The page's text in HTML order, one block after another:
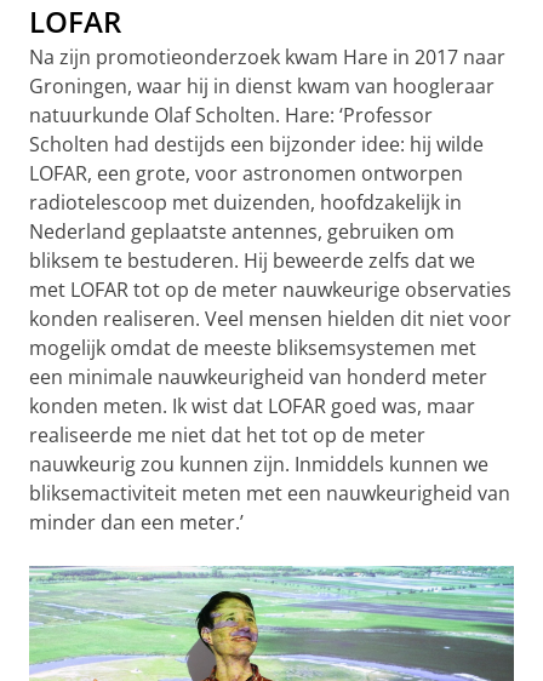
LOFAR
Na zijn promotieonderzoek kwam Hare in 2017 naar
Groningen, waar hij in dienst kwam van hoogleraar
natuurkunde Olaf Scholten. Hare: ‘Professor
Scholten had destijds een bijzonder idee: hij wilde
LOFAR, een grote, voor astronomen ontworpen
radiotelescoop met duizenden, hoofdzakelijk in
Nederland geplaatste antennes, gebruiken om
bliksem te bestuderen. Hij beweerde zelfs dat we
met LOFAR tot op de meter nauwkeurige observaties
konden realiseren. Veel mensen hielden dit niet voor
mogelijk omdat de meeste bliksemsystemen met
een minimale nauwkeurigheid van honderd meter
konden meten. Ik wist dat LOFAR goed was, maar
realiseerde me niet dat het tot op de meter
nauwkeurig zou kunnen zijn. Inmiddels kunnen we
bliksemactiviteit meten met een nauwkeurigheid van
minder dan een meter.’